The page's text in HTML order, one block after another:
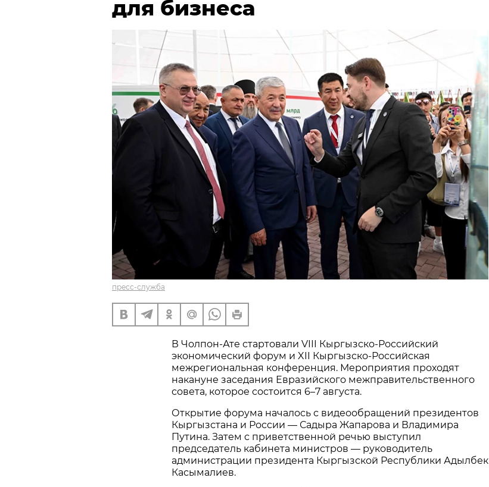
для бизнеса
пресс-служба
В Чолпон-Ате стартовали VIII Кыргызско-Российский
экономический форум и XII Кыргызско-Российская
межрегиональная конференция. Мероприятия проходят
накануне заседания Евразийского межправительственного
совета, которое состоится 6–7 августа.
Открытие форума началось с видеообращений президентов
Кыргызстана и России — Садыра Жапарова и Владимира
Путина. Затем с приветственной речью выступил
председатель кабинета министров — руководитель
администрации президента Кыргызской Республики Адылбек
Касымалиев.